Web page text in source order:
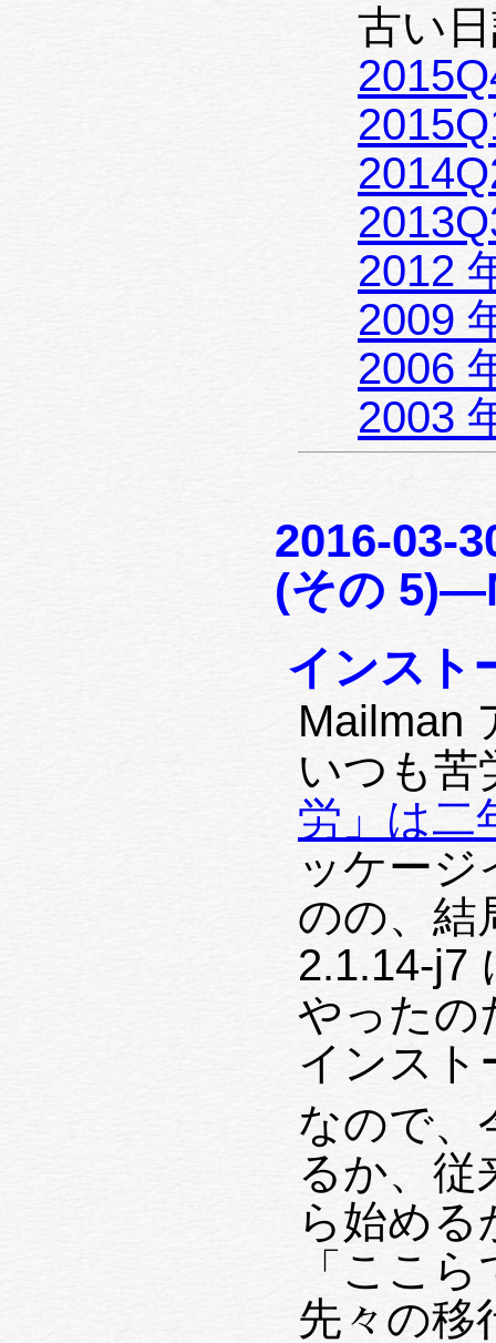
古い
2012
2009
2006
2003
2016-03-
(その
インスト
Mailman
いつも
労」は二
ッケー
のの、結
2.1.14-j7
やったの
インスト
なので、
るか、従
ら始め
「ここ
先々の移